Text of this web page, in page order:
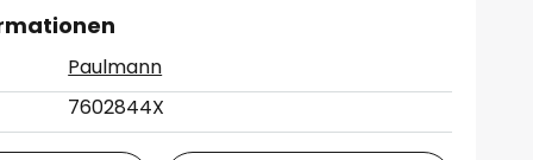
Paulmann
7602844X